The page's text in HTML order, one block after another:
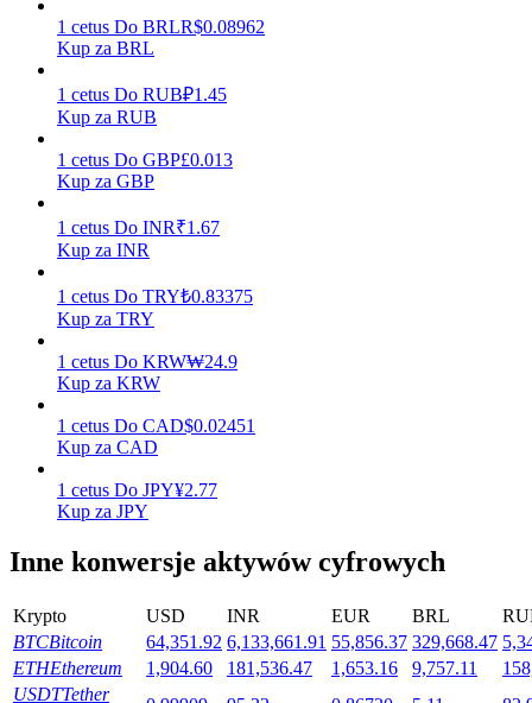
Stawianie
Wysokie zyski i natychmiastowy dostęp
Elastyczne stawianie zakładów, aby zarabiać na popularnych
1 cetus Do BRLR$0.08962
Kup za BRL
1 cetus Do RUB₽1.45
Kup za RUB
1 cetus Do GBP£0.013
Kup za GBP
1 cetus Do INR₹1.67
Kup za INR
1 cetus Do TRY₺0.83375
Kup za TRY
1 cetus Do KRW₩24.9
Kup za KRW
1 cetus Do CAD$0.02451
Kup za CAD
1 cetus Do JPY¥2.77
Kup za JPY
Inne konwersje aktywów cyfrowych
Krypto USD INR EUR BRL
BTCBitcoin 64,351.92 6,133,661.91 55,856.37 329,668.47
ETHEthereum 1,904.60 181,536.47 1,653.16 9,757.11
USDTTether